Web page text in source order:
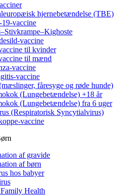
hjernebetændelse (TBE)
vaccine
vaccine
til kvinder
til mænd
vaccine
vaccine
fåresyge og røde hunde)
(Lungebetændelse) +18 år
(Lungebetændelse) fra 6 uger
(Respiratorisk Syncytialvirus)
vaccine
af gravide
af børn
hos babyer
Health